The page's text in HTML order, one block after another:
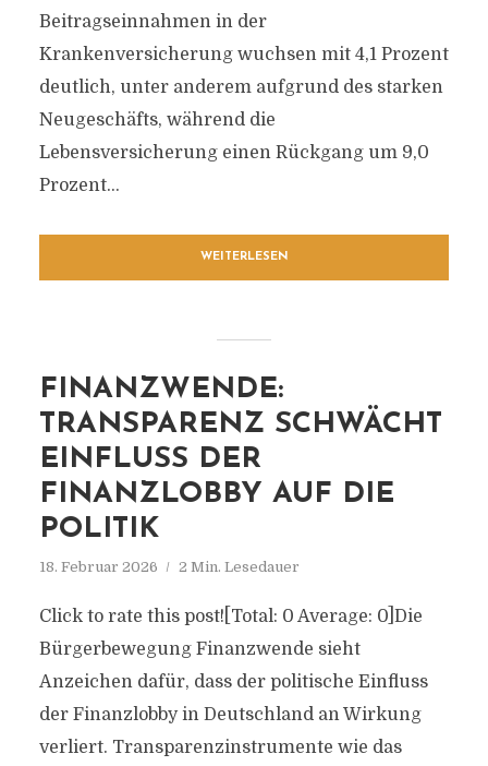
Beitragseinnahmen in der
Krankenversicherung wuchsen mit 4,1 Prozent
deutlich, unter anderem aufgrund des starken
Neugeschäfts, während die
Lebensversicherung einen Rückgang um 9,0
Prozent...
WEITERLESEN
FINANZWENDE:
TRANSPARENZ SCHWÄCHT
EINFLUSS DER
FINANZLOBBY AUF DIE
POLITIK
18. Februar 2026 2 Min. Lesedauer
Click to rate this post![Total: 0 Average: 0]Die
Bürgerbewegung Finanzwende sieht
Anzeichen dafür, dass der politische Einfluss
der Finanzlobby in Deutschland an Wirkung
verliert. Transparenzinstrumente wie das